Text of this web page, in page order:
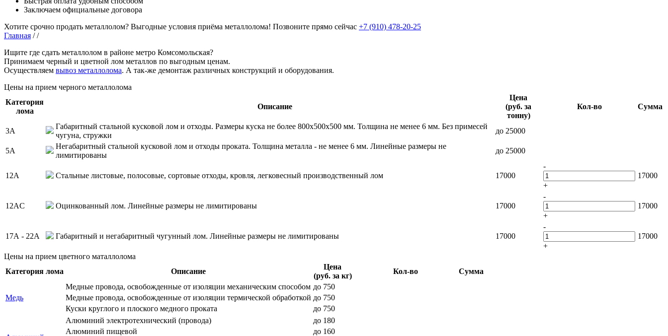
Заключаем официальные договора
Хотите срочно продать металлолом? Выгодные условия приёма металлолома! Позвоните прямо сейчас +7 (910) 478-20-25
Главная / /
Ищите где сдать металлолом в районе метро Комсомольская?
Принимаем черный и цветной лом металлов по выгодным ценам.
Осуществляем вывоз металлолома. А так-же демонтаж различных конструкций и оборудования.
Цены на прием черного металлолома
Категория
лома
Описание
Цена
(руб. за
тонну)
Кол-во Сумма
3А
Габаритный стальной кусковой лом и отходы. Размеры куска не более 800х500х500 мм. Толщина не менее 6 мм. Без примесей
чугуна, стружки
до 25000
5А
Негабаритный стальной кусковой лом и отходы проката. Толщина металла - не менее 6 мм. Линейные размеры не
лимитированы
до 25000
12А Стальные листовые, полосовые, сортовые отходы, кровля, легковесный производственный лом 17000
-
+
17000
12АC Оцинкованный лом. Линейные размеры не лимитированы 17000
-
+
17000
17А - 22А Габаритный и негабаритный чугунный лом. Линейные размеры не лимитированы 17000
-
+
17000
Цены на прием цветного маталлолома
Категория лома
Описание
Цена
(руб. за кг)
Кол-во Сумма
Медь
Медные провода, освобожденные от изоляции механическим способом до 750
Медные провода, освобожденные от изоляции термической обработкой до 750
Куски круглого и плоского медного проката
до 750
Алюминий электротехнический (провода)
до 180
Алюминий пищевой
до 160